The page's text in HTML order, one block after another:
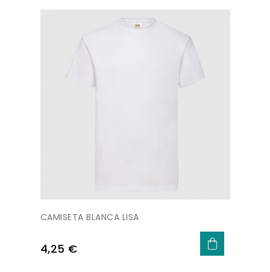
CAMISETA BLANCA LISA
Precio
4,25 €